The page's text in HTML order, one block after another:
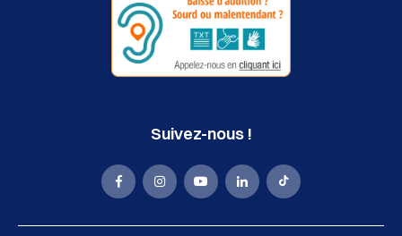
Suivez-nous !
La La La La La